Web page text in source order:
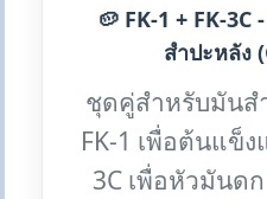
🥔 FK-1 + FK-
สำปะหลัง
ชุดคู่สำหรับมันส
FK-1 เพื่อต้นแข็ง
3C เพื่อหัวมันด